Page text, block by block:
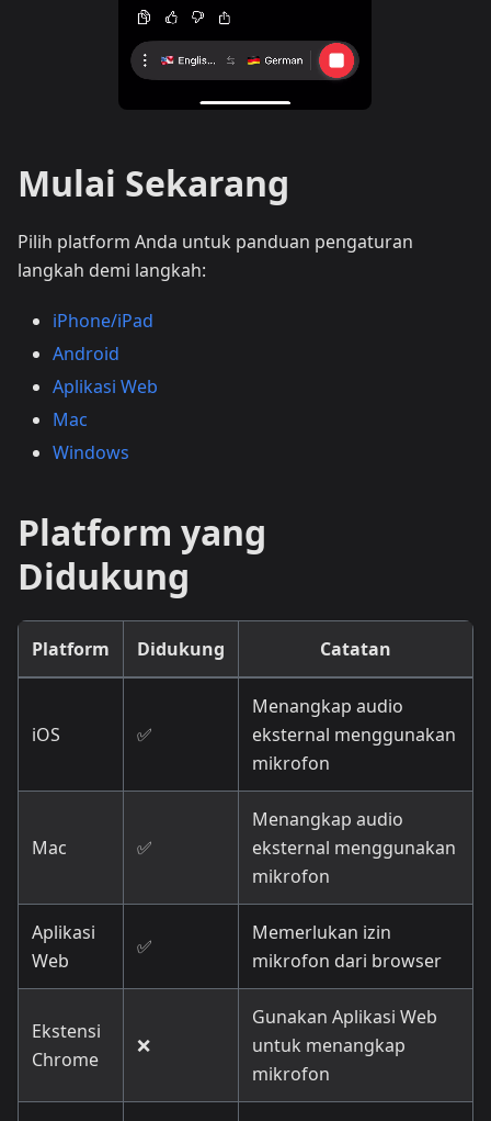
Mulai Sekarang
Pilih platform Anda untuk panduan pengaturan
langkah demi langkah:
iPhone/iPad
Android
Aplikasi Web
Mac
Windows
Platform yang
Didukung
Platform Didukung Catatan
iOS ✅
Menangkap audio
eksternal menggunakan
mikrofon
Mac ✅
Menangkap audio
eksternal menggunakan
mikrofon
Aplikasi
Web
✅
Memerlukan izin
mikrofon dari browser
Ekstensi
Chrome
❌
Gunakan Aplikasi Web
untuk menangkap
mikrofon